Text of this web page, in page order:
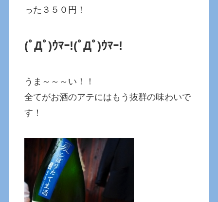
った３５０円！
(ﾟДﾟ)ｳﾏｰ!(ﾟДﾟ)ｳﾏｰ!
うま～～～い！！
全てがお酒のアテにはもう抜群の味わいで
す！